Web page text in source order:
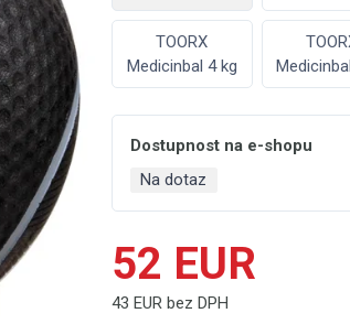
TOORX
Medicinbal 4 kg
Dostupnost na e-shopu
Na dotaz
52 EUR
43 EUR bez DPH